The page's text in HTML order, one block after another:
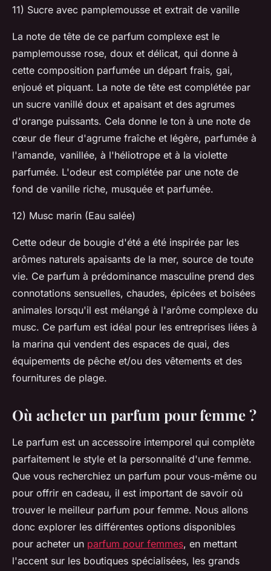
11) Sucre avec pamplemousse et extrait de vanille
La note de tête de ce parfum complexe est le
pamplemousse rose, doux et délicat, qui donne à
cette composition parfumée un départ frais, gai,
enjoué et piquant. La note de tête est complétée par
un sucre vanillé doux et apaisant et des agrumes
d'orange puissants. Cela donne le ton à une note de
cœur de fleur d'agrume fraîche et légère, parfumée à
l'amande, vanillée, à l'héliotrope et à la violette
parfumée. L'odeur est complétée par une note de
fond de vanille riche, musquée et parfumée.
12) Musc marin (Eau salée)
Cette odeur de bougie d'été a été inspirée par les
arômes naturels apaisants de la mer, source de toute
vie. Ce parfum à prédominance masculine prend des
connotations sensuelles, chaudes, épicées et boisées
animales lorsqu'il est mélangé à l'arôme complexe du
musc. Ce parfum est idéal pour les entreprises liées à
la marina qui vendent des espaces de quai, des
équipements de pêche et/ou des vêtements et des
fournitures de plage.
Où acheter un parfum pour femme ?
Le parfum est un accessoire intemporel qui complète
parfaitement le style et la personnalité d'une femme.
Que vous recherchiez un parfum pour vous-même ou
pour offrir en cadeau, il est important de savoir où
trouver le meilleur parfum pour femme. Nous allons
donc explorer les différentes options disponibles
pour acheter un parfum pour femmes, en mettant
l'accent sur les boutiques spécialisées, les grands